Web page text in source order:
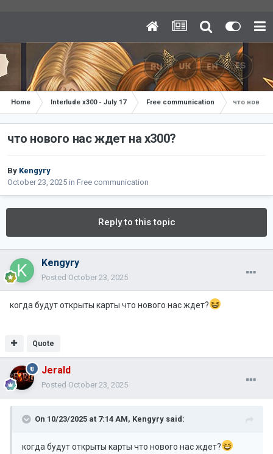
Home Interlude x300 - July 17 Free communication что
что нового нас ждет на х300?
By Kengyry
October 23, 2025 in Free communication
Reply to this topic
Kengyry
Posted October 23, 2025
когда будут открыты карты что нового нас ждет?
Quote
Jerald
Posted October 23, 2025
On 10/23/2025 at 7:14 AM, Kengyry said:
когда будут открыты карты что нового нас ждет?